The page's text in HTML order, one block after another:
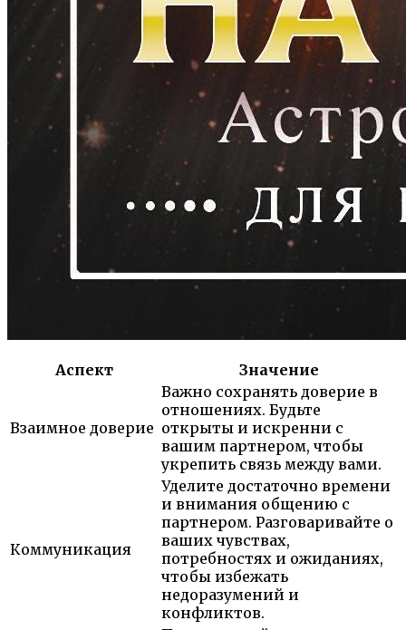
Аспект Значение
Взаимное доверие
Важно сохранять доверие в
отношениях. Будьте
открыты и искренни с
вашим партнером, чтобы
укрепить связь между вами.
Коммуникация
Уделите достаточно времени
и внимания общению с
партнером. Разговаривайте о
ваших чувствах,
потребностях и ожиданиях,
чтобы избежать
недоразумений и
конфликтов.